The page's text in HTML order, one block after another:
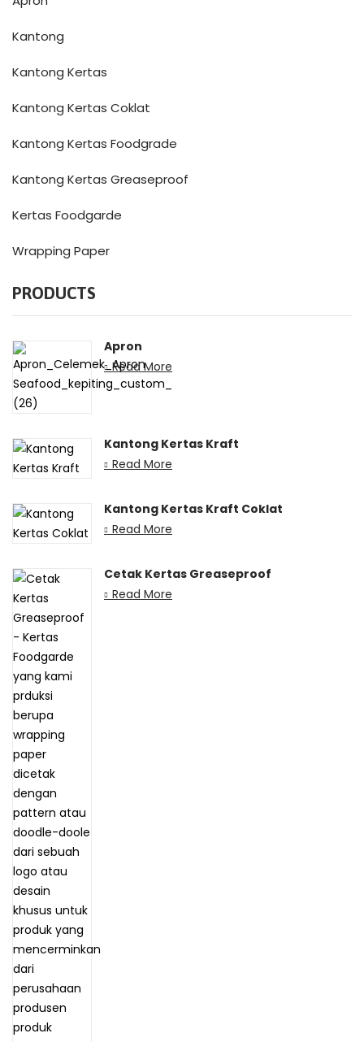
Kantong
Kantong Kertas
Kantong Kertas Coklat
Kantong Kertas Foodgrade
Kantong Kertas Greaseproof
Kertas Foodgarde
Wrapping Paper
PRODUCTS
Apron
Read More
Kantong Kertas Kraft
Read More
Kantong Kertas Kraft Coklat
Read More
Cetak Kertas Greaseproof
Read More